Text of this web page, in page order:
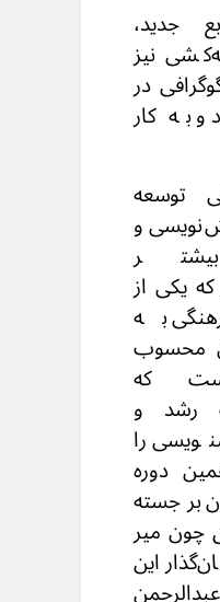
جدید،
نیز
در
و به کار
توسعه
و
بیشتر
یکی از
به
محسوب
که
رشد و
را
دوره
برجسته
چون میر
این